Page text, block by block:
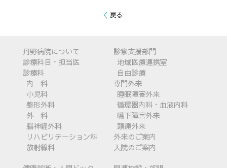
丹野病院について
診療科目・担当医
診療科
内 科
小児科
整形外科
外 科
脳神経外科
リハビリテーション科
放射線科
診察支援部門
地域医療連携室
自由診療
専門外来
睡眠障害外来
循環器内科・血液内科
嚥下障害外来
頭痛外来
外来のご案内
入院のご案内